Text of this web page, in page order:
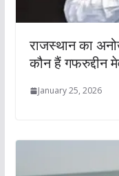
राजस्थान का
कौन हैं गफरुद्दीन
January 25, 2026